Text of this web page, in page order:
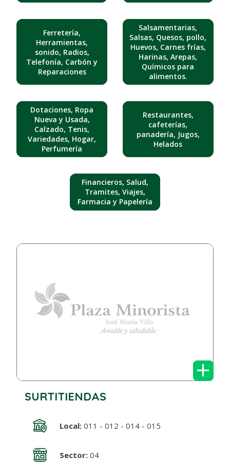
Ferretería,
Herramientas,
sonido, Radios,
Telefonía, Carbón y
Reparaciones
Salsamentarias,
Salsas, Quesos, pollo,
Huevos, Carnes frías,
Harinas, Arepas,
Químicos para
alimentos.
Dotaciones, Ropa
Nueva y Usada,
Calzado, Tenis,
Variedades, Hogar,
Perfumería
Restaurantes,
cafeterías,
panadería, Jugos,
Helados
Financieros, Salud,
Tramites, Viajes,
Farmacia y Papelería
+
SURTITIENDAS
Local:011 - 012 - 014 - 015
Sector:04